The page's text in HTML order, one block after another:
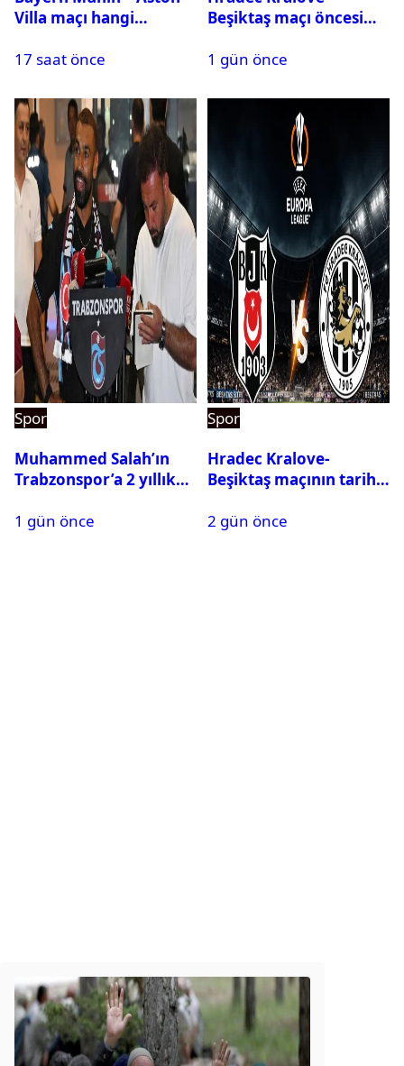
Villa maçı hangi
saat kaçta oynanacak?
17 saat önce
Beşiktaş maçı öncesi
Siyah-Beyazlıların 11’i
1 gün önce
Spor
Muhammed Salah’ın
Trabzonspor’a 2 yıllık
1 gün önce
Spor
Hradec Kralove-
Beşiktaş maçının tarihi
2 gün önce